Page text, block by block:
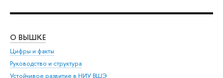
О ВЫШКЕ
Цифры и факты
Руководство и структура
Устойчивое развитие в НИУ ВШЭ